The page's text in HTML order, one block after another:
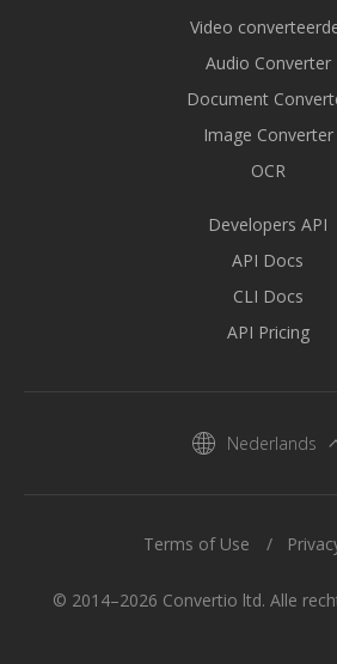
Video
Audio Converter
Document
Image Converter
OCR
Developers API
API Docs
CLI Docs
API Pricing
Nederlands
© 2014–2026 Convertio ltd. Alle
Terms of Use